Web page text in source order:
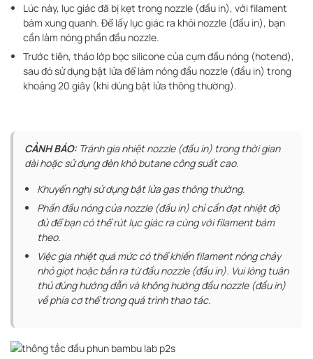
Lúc này, lục giác đã bị kẹt trong nozzle (đầu in), với filament
bám xung quanh. Để lấy lục giác ra khỏi nozzle (đầu in), bạn
cần làm nóng phần đầu nozzle.
Trước tiên, tháo lớp bọc silicone của cụm đầu nóng (hotend),
sau đó sử dụng bật lửa để làm nóng đầu nozzle (đầu in) trong
khoảng 20 giây (khi dùng bật lửa thông thường).
CẢNH BÁO:Tránh gia nhiệt nozzle (đầu in) trong thời gian
dài hoặc sử dụng đèn khò butane công suất cao.
Khuyến nghị sử dụng bật lửa gas thông thường.
Phần đầu nóng của nozzle (đầu in) chỉ cần đạt nhiệt độ
đủ để bạn có thể rút lục giác ra cùng với filament bám
theo.
Việc gia nhiệt quá mức có thể khiến filament nóng chảy
nhỏ giọt hoặc bắn ra từ đầu nozzle (đầu in). Vui lòng tuân
thủ đúng hướng dẫn và không hướng đầu nozzle (đầu in)
về phía cơ thể trong quá trình thao tác.